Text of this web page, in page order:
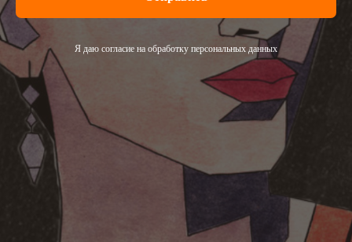
Я даю согласие на обработку персональных данных